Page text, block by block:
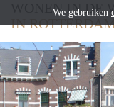
WONEN IN
IN
We gebruiken